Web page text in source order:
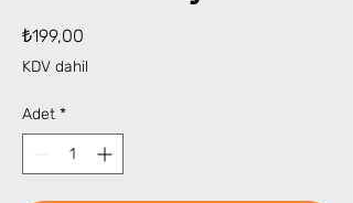
₺199,00
KDV dahil
Adet *